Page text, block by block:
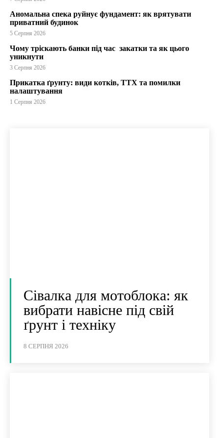
Аномальна спека руйнує фундамент: як врятувати
приватний будинок
5 Серпня 2026
Чому тріскають банки під час закатки та як цього
уникнути
3 Серпня 2026
Прикатка ґрунту: види котків, ТТХ та помилки
налаштування
1 Серпня 2026
Сівалка для мотоблока: як
вибрати навісне під свій
ґрунт і техніку
8 СЕРПНЯ 2026